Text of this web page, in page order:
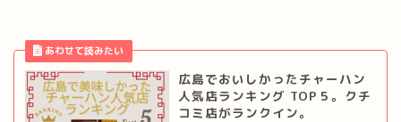
広島でおいしかったチャーハン
人気店ランキング TOP５。クチ
コミ店がランクイン。